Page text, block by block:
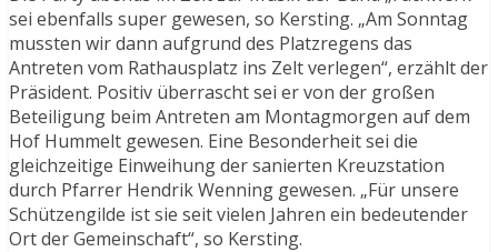
sei ebenfalls super gewesen, so Kersting. „Am Sonntag
mussten wir dann aufgrund des Platzregens das
Antreten vom Rathausplatz ins Zelt verlegen“, erzählt der
Präsident. Positiv überrascht sei er von der großen
Beteiligung beim Antreten am Montagmorgen auf dem
Hof Hummelt gewesen. Eine Besonderheit sei die
gleichzeitige Einweihung der sanierten Kreuzstation
durch Pfarrer Hendrik Wenning gewesen. „Für unsere
Schützengilde ist sie seit vielen Jahren ein bedeutender
Ort der Gemeinschaft“, so Kersting.